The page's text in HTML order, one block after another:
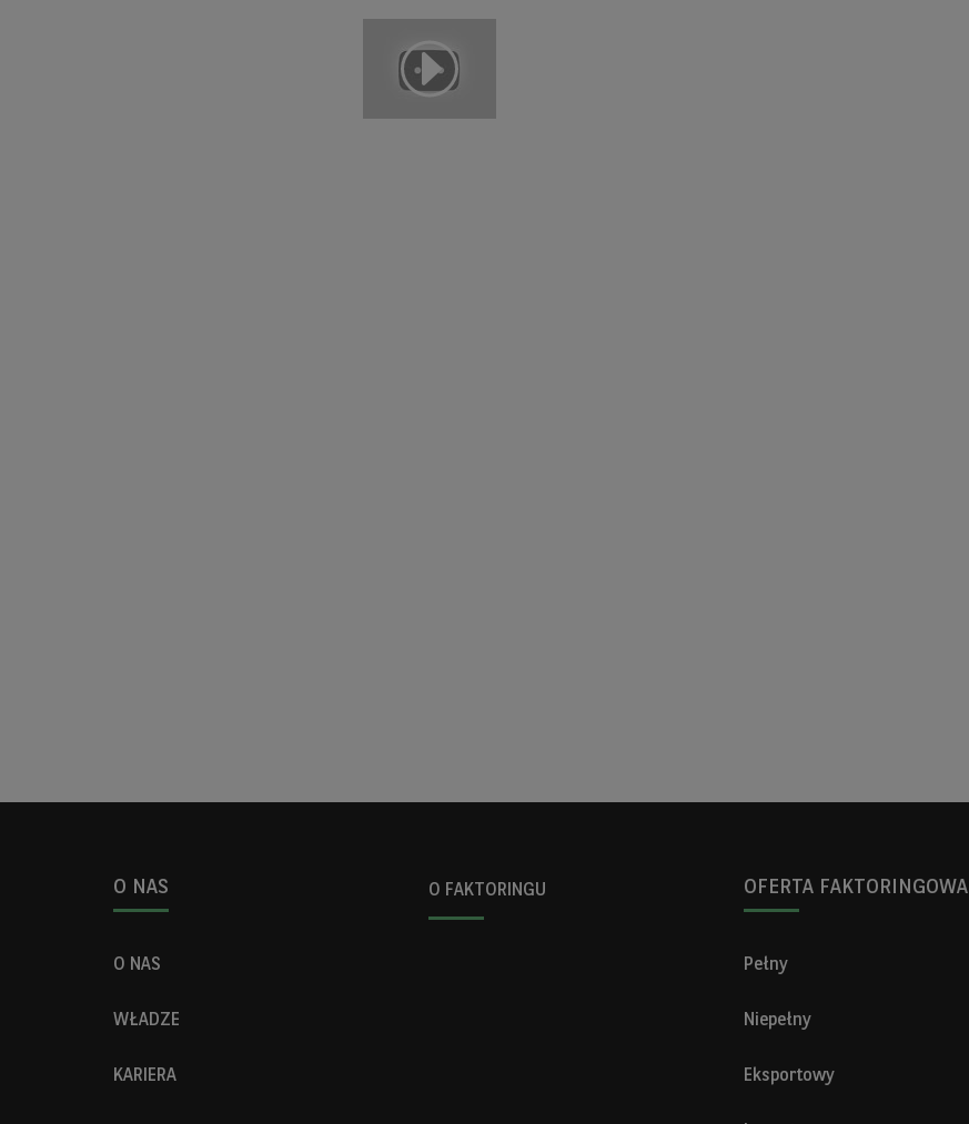
O NAS
O NAS
WŁADZE
KARIERA
O FAKTORINGU OFERTA FAKTORINGOWA
Pełny
Niepełny
Eksportowy